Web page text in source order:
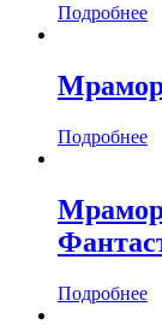
Подробнее
Подробнее
Подробнее